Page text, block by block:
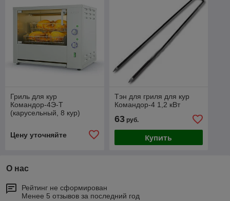
Гриль для кур
Командор-4Э-Т
(карусельный, 8 кур)
Цену уточняйте
Тэн для гриля для кур
Командор-4 1,2 кВт
63руб.
Купить
О нас
Рейтинг не сформирован
Менее 5 отзывов за последний год